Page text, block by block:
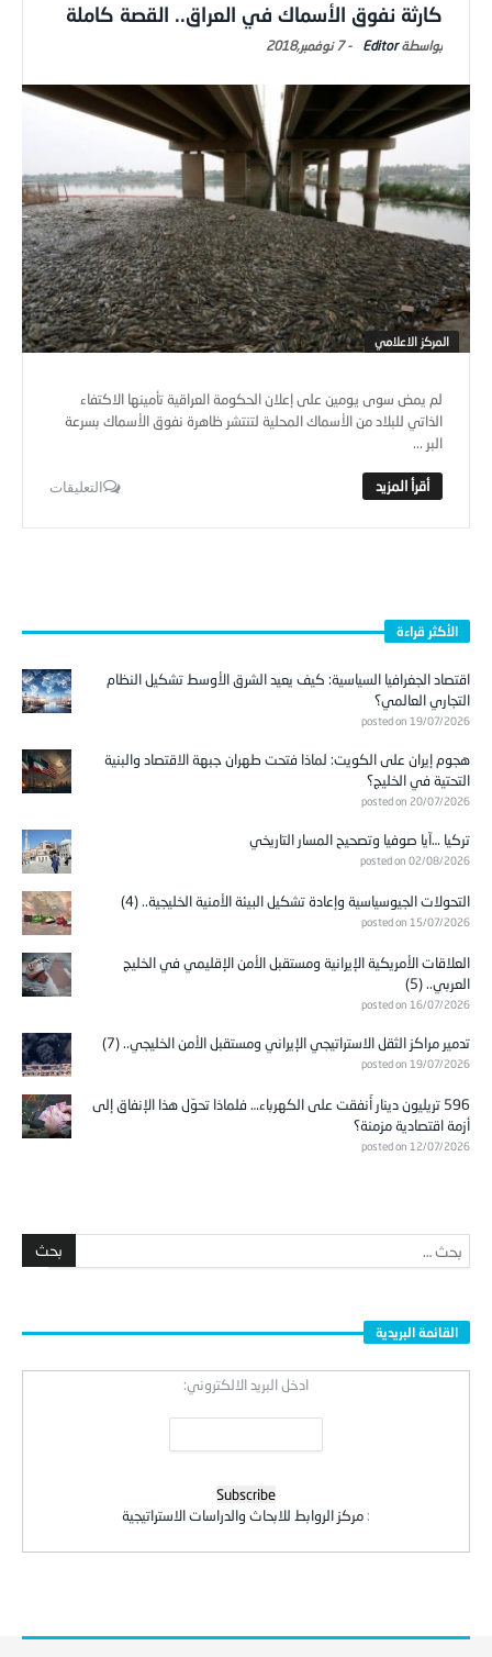
كارثة نفوق الأسماك في العراق.. القصة كاملة
Editor
-7 نوفمبر,2018
المركز الاعلامي
لم يمض سوى يومين على إعلان الحكومة العراقية تأمينها الاكتفاء
الذاتي للبلاد من الأسماك المحلية لتنتشر ظاهرة نفوق الأسماك بسرعة
البر ...
التعليقات
الأكثر قراءة
اقتصاد الجغرافيا السياسية: كيف يعيد الشرق الأوسط تشكيل النظام
التجاري العالمي؟
posted on 19/07/2026
هجوم إيران على الكويت: لماذا فتحت طهران جبهة الاقتصاد والبنية
التحتية في الخليج؟
posted on 20/07/2026
تركيا …آيا صوفيا وتصحيح المسار التاريخي
posted on 02/08/2026
التحولات الجيوسياسية وإعادة تشكيل البيئة الأمنية الخليجية.. (4)
posted on 15/07/2026
العلاقات الأمريكية الإيرانية ومستقبل الأمن الإقليمي في الخليج
العربي.. (5)
posted on 16/07/2026
تدمير مراكز الثقل الاستراتيجي الإيراني ومستقبل الأمن الخليجي.. (7)
posted on 19/07/2026
596 تريليون دينار أُنفقت على الكهرباء… فلماذا تحوّل هذا الإنفاق إلى
أزمة اقتصادية مزمنة؟
posted on 12/07/2026
القائمة البريدية
ادخل البريد الالكتروني:
: مركز الروابط للابحاث والدراسات الاستراتيجية